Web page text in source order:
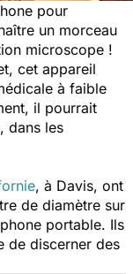
pour
un morceau
microscope !
cet appareil
à faible
il pourrait
dans les
, à Davis, ont
de diamètre sur
portable. Ils
de discerner des